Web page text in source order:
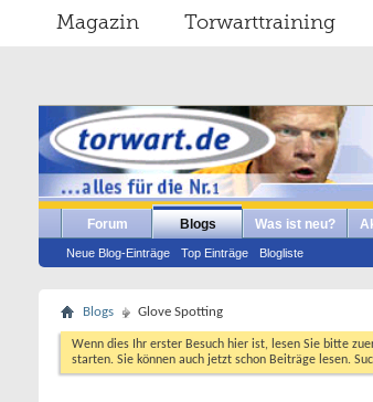
Magazin Torwarttraining
Forum Blogs
Neue Blog-Einträge Top Einträge Blogliste
Was ist neu?
Blogs Glove Spotting
Wenn dies Ihr erster Besuch hier ist, lesen Sie bitte
starten. Sie können auch jetzt schon Beiträge lesen.